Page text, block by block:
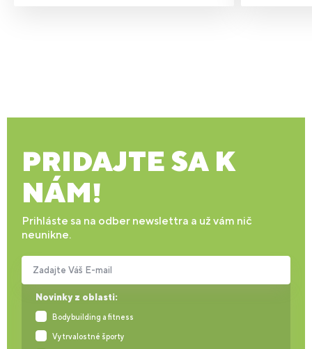
PRIDAJTE SA K
NÁM!
Prihláste sa na odber newslettra a už vám nič
neunikne.
Novinky z oblasti:
Bodybuilding a fitness
Vytrvalostné športy
Zadajte Váš E-mail